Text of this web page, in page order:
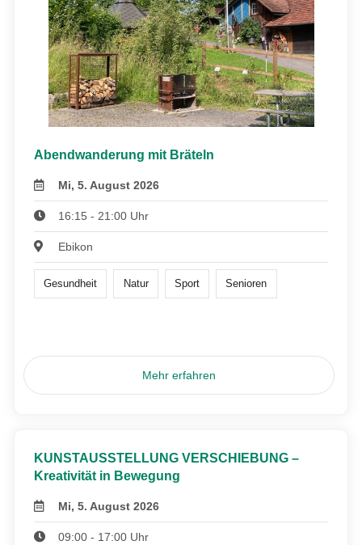
Abendwanderung mit Bräteln
Mi, 5. August 2026
16:15 - 21:00 Uhr
Ebikon
Gesundheit Natur Sport Senioren
Mehr erfahren
KUNSTAUSSTELLUNG VERSCHIEBUNG –
Kreativität in Bewegung
Mi, 5. August 2026
09:00 - 17:00 Uhr